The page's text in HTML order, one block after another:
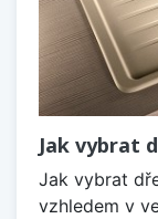
Jak vybrat
Jak vybrat
vzhledem v